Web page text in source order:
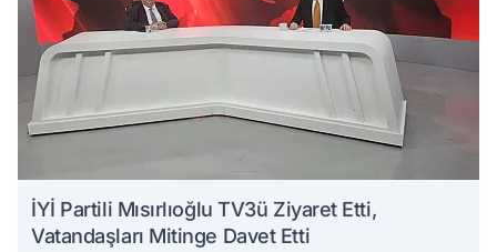
İYİ Partili Mısırlıoğlu TV3ü Ziyaret Etti,
Vatandaşları Mitinge Davet Etti